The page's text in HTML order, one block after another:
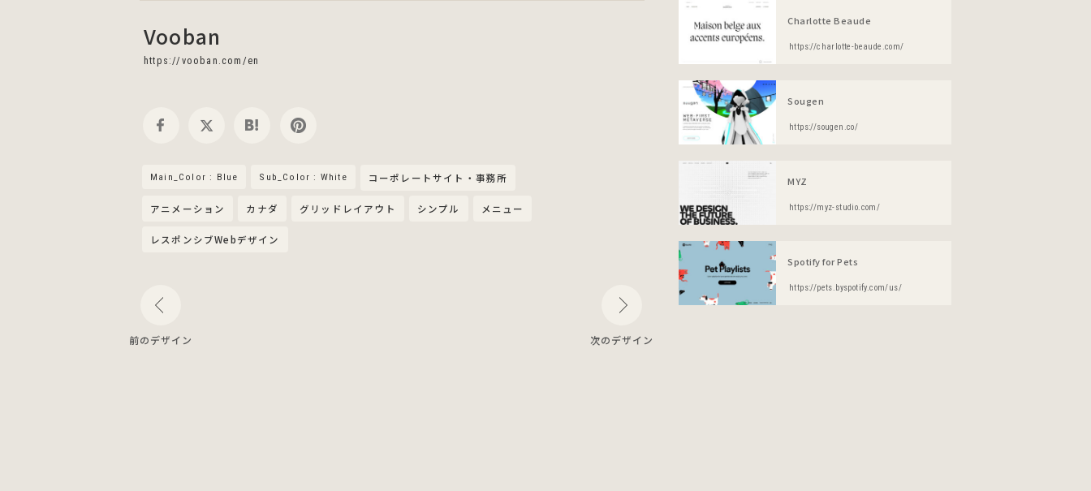
Vooban
https://vooban.com/en
Main_Color : Blue Sub_Color : White コーポレートサイト・事務所
アニメーション カナダ グリッドレイアウト シンプル メニュー
レスポンシブWebデザイン
Charlotte Beaude
https://charlotte-beaude.com/
Sougen
https://sougen.co/
MYZ
https://myz-studio.com/
Spotify for Pets
https://pets.byspotify.com/us/